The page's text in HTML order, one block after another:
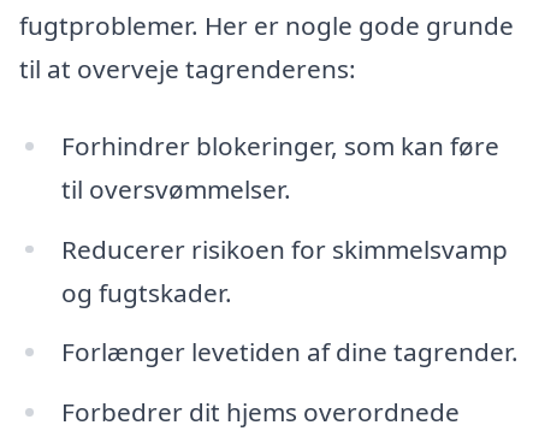
fugtproblemer. Her er nogle gode grunde
til at overveje tagrenderens:
Forhindrer blokeringer, som kan føre
til oversvømmelser.
Reducerer risikoen for skimmelsvamp
og fugtskader.
Forlænger levetiden af dine tagrender.
Forbedrer dit hjems overordnede